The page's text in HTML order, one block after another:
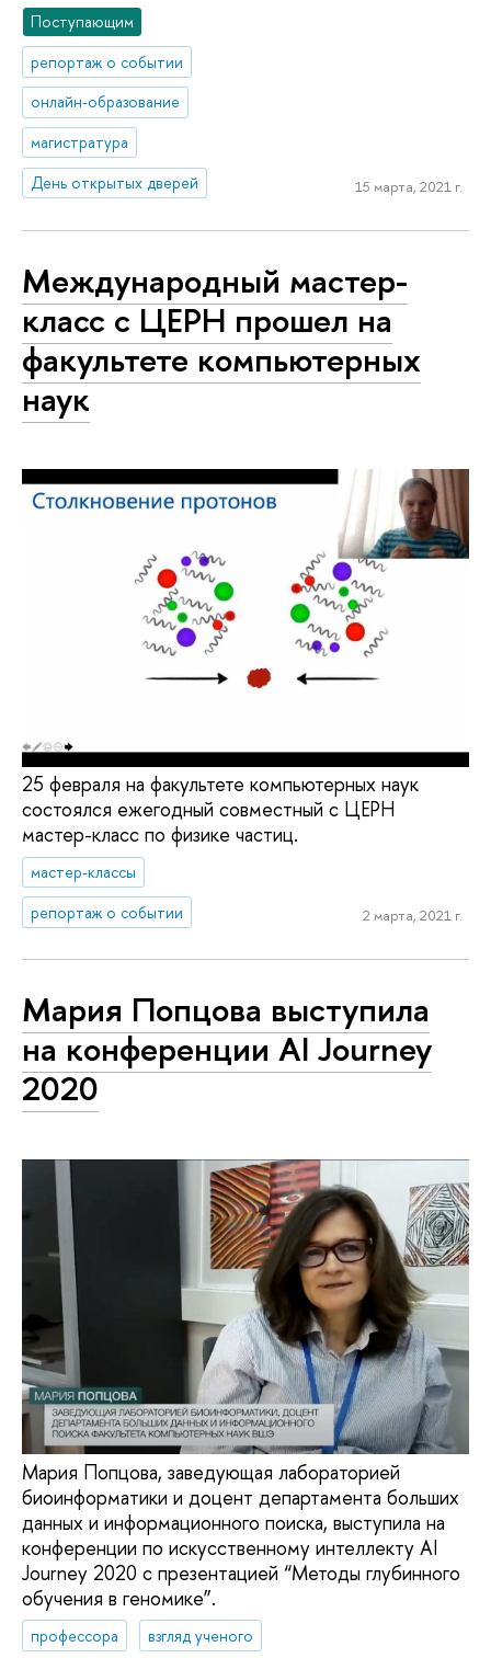
Поступающим
репортаж о событии
онлайн-образование
магистратура
День открытых дверей
15 марта, 2021 г.
Международный мастер-
класс с ЦЕРН прошел на
факультете компьютерных
наук
25 февраля на факультете компьютерных наук
состоялся ежегодный совместный с ЦЕРН
мастер-класс по физике частиц.
мастер-классы
репортаж о событии
2 марта, 2021 г.
Мария Попцова выступила
на конференции AI Journey
2020
Мария Попцова, заведующая лабораторией
биоинформатики и доцент департамента больших
данных и информационного поиска, выступила на
конференции по искусственному интеллекту AI
Journey 2020 с презентацией “Методы глубинного
обучения в геномике”.
профессора взгляд ученого